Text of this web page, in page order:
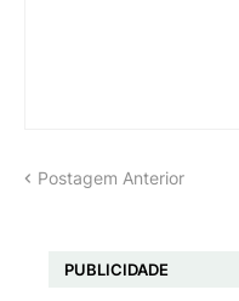
Postagem Anterior
PUBLICIDADE